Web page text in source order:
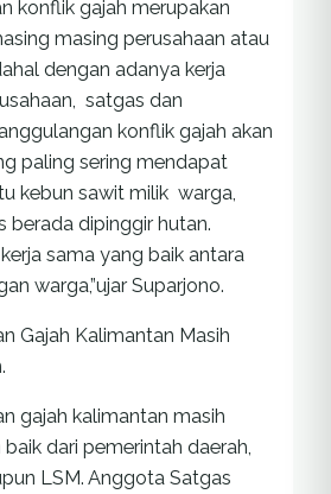
konflik gajah merupakan
masing perusahaan atau
dengan adanya kerja
satgas dan
konflik gajah akan
paling sering mendapat
kebun sawit milik warga,
berada dipinggir hutan.
sama yang baik antara
warga,”ujar Suparjono.
Gajah Kalimantan Masih
gajah kalimantan masih
dari pemerintah daerah,
LSM. Anggota Satgas